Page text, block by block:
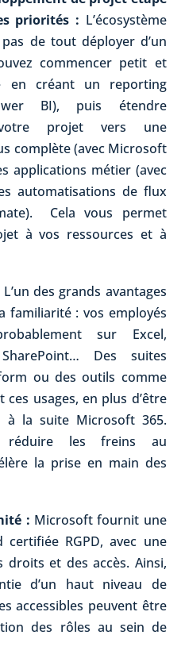
priorités : L’écosystème
de tout déployer d’un
commencer petit et
en créant un reporting
BI), puis étendre
votre projet vers une
complète (avec Microsoft
applications métier (avec
automatisations de flux
Cela vous permet
à vos ressources et à
L’un des grands avantages
familiarité : vos employés
sur Excel,
Des suites
ou des outils comme
usages, en plus d’être
à la suite Microsoft 365.
réduire les freins au
la prise en main des
: Microsoft fournit une
RGPD, avec une
droits et des accès. Ainsi,
d’un haut niveau de
accessibles peuvent être
des rôles au sein de